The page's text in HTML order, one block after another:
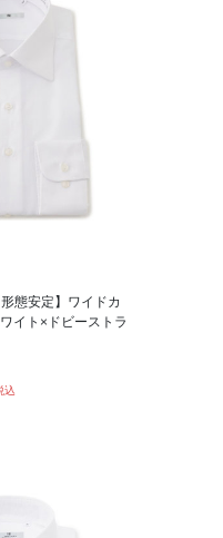
形態安定】ワイドカ
イト×ドビーストラ
込